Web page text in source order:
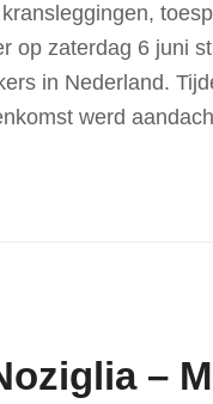
op zaterdag 6 juni
in Nederland.
werd
–